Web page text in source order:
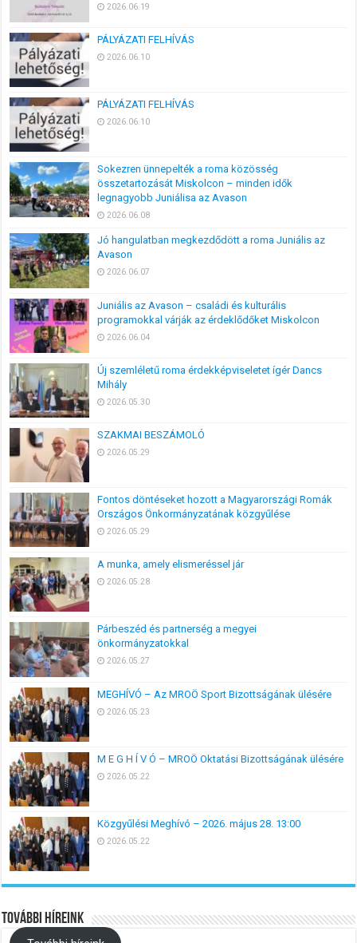
2026.06.19
PÁLYÁZATI FELHÍVÁS
2026.06.10
PÁLYÁZATI FELHÍVÁS
2026.06.10
Sokezren ünnepelték a roma közösség
összetartozását Miskolcon – minden idők
legnagyobb Juniálisa az Avason
2026.06.08
Jó hangulatban megkezdődött a roma Juniális az
Avason
2026.06.07
Juniális az Avason – családi és kulturális
programokkal várják az érdeklődőket Miskolcon
2026.06.04
Új szemléletű roma érdekképviseletet ígér Dancs
Mihály
2026.05.30
SZAKMAI BESZÁMOLÓ
2026.05.29
Fontos döntéseket hozott a Magyarországi Romák
Országos Önkormányzatának közgyűlése
2026.05.29
A munka, amely elismeréssel jár
2026.05.28
Párbeszéd és partnerség a megyei
önkormányzatokkal
2026.05.27
MEGHÍVÓ – Az MROÖ Sport Bizottságának ülésére
2026.05.23
M E G H Í V Ó – MROÖ Oktatási Bizottságának ülésére
2026.05.22
Közgyűlési Meghívó – 2026. május 28. 13:00
2026.05.22
További híreink